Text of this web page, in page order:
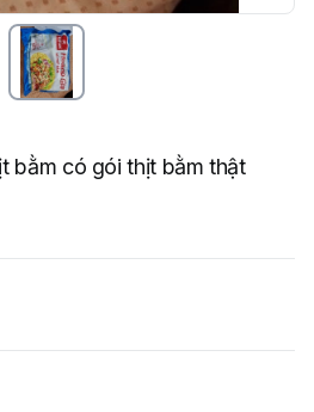
bằm có gói thịt bằm thật